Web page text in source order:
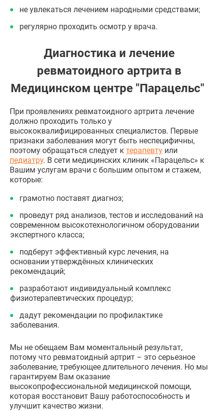
не увлекаться лечением народными средствами;
регулярно проходить осмотр у врача.
Диагностика и лечение
ревматоидного артрита в
Медицинском центре "Парацельс"
При проявлениях ревматоидного артрита лечение
должно проходить только у
высококвалифицированных специалистов. Первые
признаки заболевания могут быть неспецифичны,
поэтому обращаться следует к терапевту или
педиатру. В сети медицинских клиник «Парацельс» к
Вашим услугам врачи с большим опытом и стажем,
которые:
грамотно поставят диагноз;
проведут ряд анализов, тестов и исследований на
современном высокотехнологичном оборудовании
экспертного класса;
подберут эффективный курс лечения, на
основании утверждённых клинических
рекомендаций;
разработают индивидуальный комплекс
физиотерапевтических процедур;
дадут рекомендации по профилактике
заболевания.
Мы не обещаем Вам моментальный результат,
потому что ревматоидный артрит – это серьезное
заболевание, требующее длительного лечения. Но мы
гарантируем Вам оказание
высокопрофессиональной медицинской помощи,
которая восстановит Вашу работоспособность и
улучшит качество жизни.